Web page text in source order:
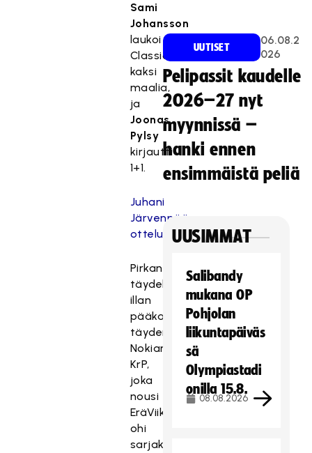
Sami
Johansson
laukoi
Classicille
kaksi
maalia,
ja
Joonas
Pylsy
kirjautti
1+1.
Juhani
Järvenpään
ottelukuviin
Pirkanmaalaisten
täydellisen
illan
pääkaupunkiseudulla
täydensi
Nokian
KrP,
joka
nousi
EräViikinkien
ohi
sarjakakkoseksi
UUTISET
06.08.2
026
Pelipassit kaudelle
2026–27 nyt
myynnissä –
hanki ennen
ensimmäistä peliä
UUSIMMAT
Salibandy
mukana OP
Pohjolan
liikuntapäiväs
sä
Olympiastadi
onilla 15.8.
08.08.2026